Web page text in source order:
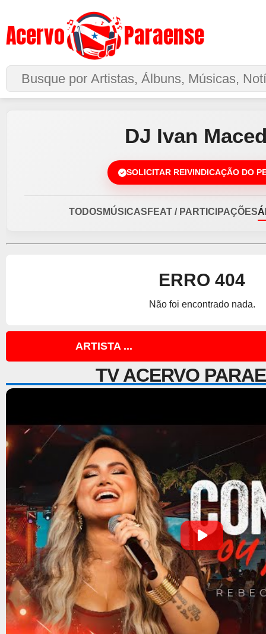
Acervo Paraense
Buscar no Site
DJ Ivan
SOLICITAR REIVINDICAÇÃO DO
TODOS MÚSICAS FEAT / PARTICIPAÇÕES
ERRO 404
Não foi encontrado nada.
ARTISTA ...
TV ACERVO